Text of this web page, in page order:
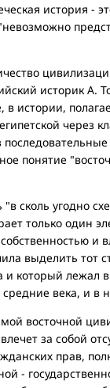
история -
историк А.
истории,
через
понятие
"в сколь угодно
только один
и
выделить
который лежал
века, и в
восточной
за собой
прав,
-